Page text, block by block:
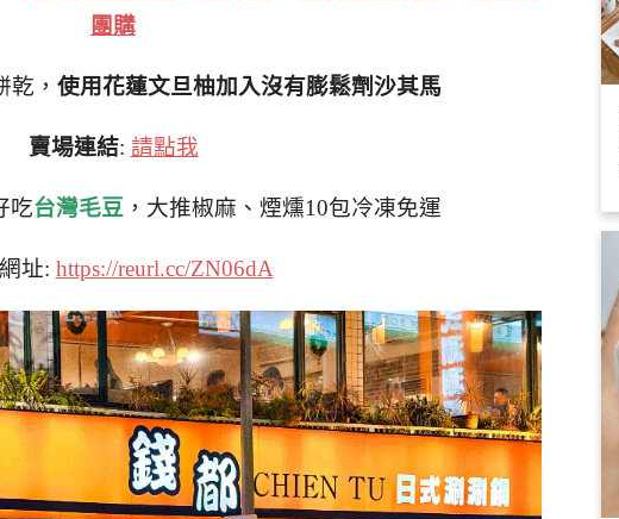
團購
， 使用花蓮文旦柚加入沒有膨鬆劑沙其馬
賣場連結: 請點我
吃台灣毛豆 ，大推椒麻、煙燻10包冷凍免運
址: https://reurl.cc/ZN06dA